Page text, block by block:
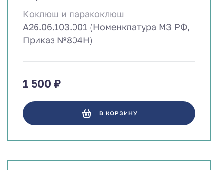
Коклюш и паракоклюш
A26.06.103.001 (Номенклатура МЗ РФ,
Приказ №804Н)
1 500 ₽
В КОРЗИНУ